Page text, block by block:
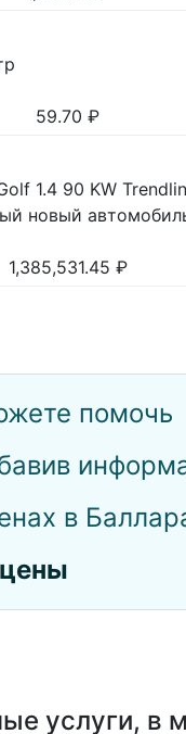
59.70 ₽
1.4 90 KW
новый
1,385,531.45 ₽
помочь
в
услуги, в